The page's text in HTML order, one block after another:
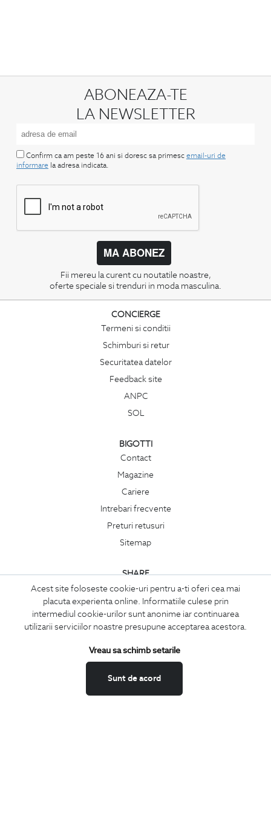
Acest site foloseste cookie-uri pentru a-ti oferi cea mai
placuta experienta online. Informatiile culese prin
intermediul cookie-urilor sunt anonime iar continuarea
utilizarii serviciilor noastre presupune acceptarea acestora.
Sunt de acord
Vreau sa schimb setarile
ABONEAZA-TE
LA NEWSLETTER
Confirm ca am peste 16 ani si doresc sa primesc email-uri de
informare la adresa indicata.
MA ABONEZ
Fii mereu la curent cu noutatile noastre,
oferte speciale si trenduri in moda masculina.
CONCIERGE
Termeni si conditii
Schimburi si retur
Securitatea datelor
Feedback site
ANPC
SOL
BIGOTTI
Contact
Magazine
Cariere
Intrebari frecvente
Preturi retusuri
Sitemap
SHARE
Facebook
LinkedIn
Instagram
Finalizeaza in 24h comanda si primesti10% DISCOUNT
toate produsele cu pret intreg adaugate in cos.
Discountul a fost activat si va fi vizibil in finalizarea comenzii.
APLICA DISCOUNT